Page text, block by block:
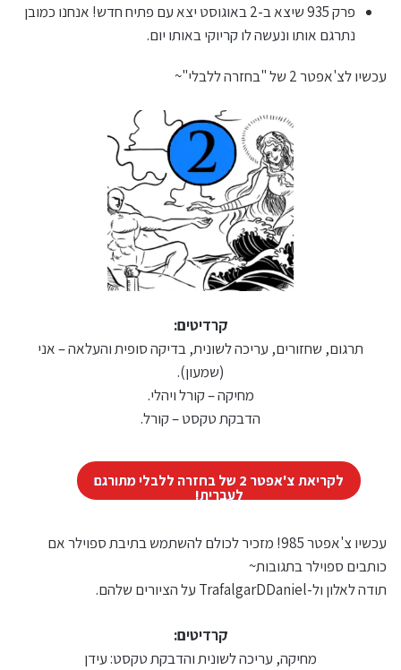
פרק 935 שיצא ב-2 באוגוסט יצא עם פתיח חדש! אנחנו כמובן
נתרגם אותו ונעשה לו קריוקי באותו יום.
עכשיו לצ'אפטר 2 של "בחזרה ללבלי"~
קרדיטים:
תרגום, שחזורים, עריכה לשונית, בדיקה סופית והעלאה – אני
(שמעון).
מחיקה – קורל ויהלי.
הדבקת טקסט – קורל.
לקריאת צ'אפטר 2 של בחזרה ללבלי מתורגם
לעברית!
עכשיו צ'אפטר 985! מזכיר לכולם להשתמש בתיבת ספוילר אם
כותבים ספוילר בתגובות~
תודה לאלון ול-TrafalgarDDaniel על הציורים שלהם.
קרדיטים:
מחיקה, עריכה לשונית והדבקת טקסט: עידן